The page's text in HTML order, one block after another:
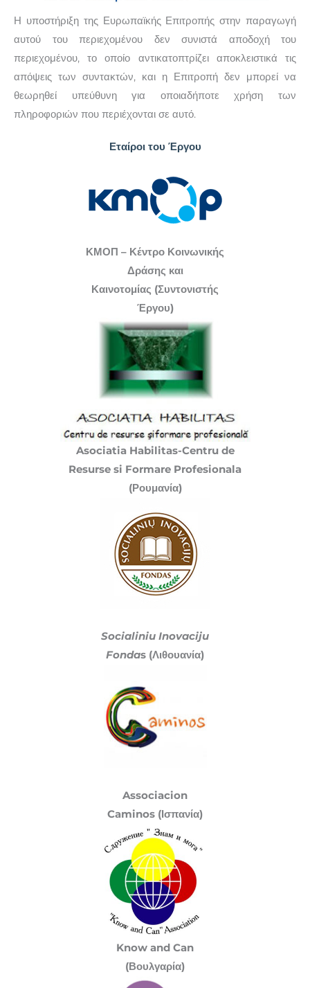
προκειμένου να βελτιώσουν το βιοτικό τους επίπεδο.
μονογονείς να συμμετάσχουν ενεργά στο
πρόγραμμα.
Η υποστήριξη της Ευρωπαϊκής Επιτροπής στην παραγωγή
αυτού του περιεχομένου δεν συνιστά αποδοχή του
περιεχομένου, το οποίο αντικατοπτρίζει αποκλειστικά τις
απόψεις των συντακτών, και η Επιτροπή δεν μπορεί να
θεωρηθεί υπεύθυνη για οποιαδήποτε χρήση των
πληροφοριών που περιέχονται σε αυτό.
Εταίροι του Έργου
ΚΜΟΠ – Κέντρο Κοινωνικής
Δράσης και
Καινοτομίας (Συντονιστής
Έργου)
Asociatia Habilitas-Centru de
Resurse si Formare Profesionala
(Ρουμανία)
Socialiniu Inovaciju
Fondas (Λιθουανία)
Associacion
Caminos (Ισπανία)
Know and Can
(Βουλγαρία)